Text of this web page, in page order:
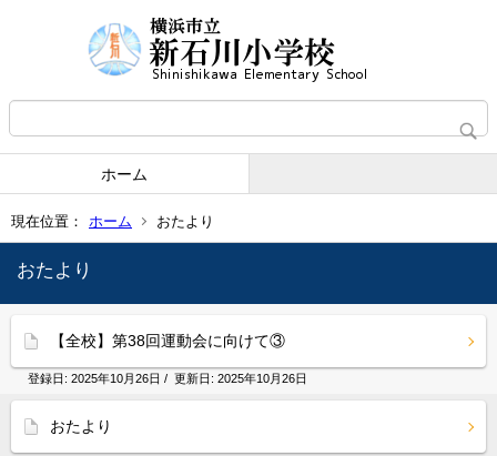
ホーム
現在位置： ホーム おたより
おたより
【全校】第38回運動会に向けて③
登録日: 2025年10月26日 / 更新日: 2025年10月26日
おたより